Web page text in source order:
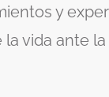
y
vida ante